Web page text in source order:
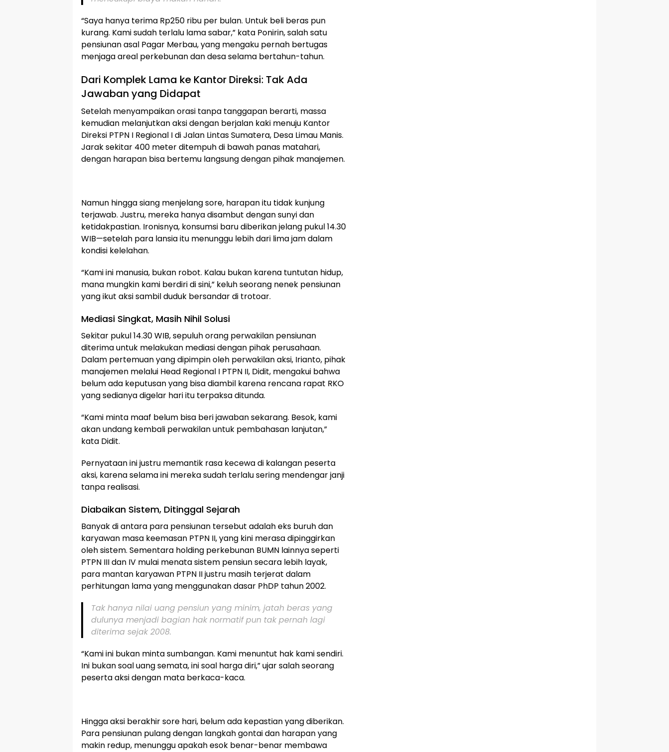
“Saya hanya terima Rp250 ribu per bulan. Untuk beli beras pun
kurang. Kami sudah terlalu lama sabar,” kata Ponirin, salah satu
pensiunan asal Pagar Merbau, yang mengaku pernah bertugas
menjaga areal perkebunan dan desa selama bertahun-tahun.
Dari Komplek Lama ke Kantor Direksi: Tak Ada
Jawaban yang Didapat
Setelah menyampaikan orasi tanpa tanggapan berarti, massa
kemudian melanjutkan aksi dengan berjalan kaki menuju Kantor
Direksi PTPN I Regional I di Jalan Lintas Sumatera, Desa Limau Manis.
Jarak sekitar 400 meter ditempuh di bawah panas matahari,
dengan harapan bisa bertemu langsung dengan pihak manajemen.
Namun hingga siang menjelang sore, harapan itu tidak kunjung
terjawab. Justru, mereka hanya disambut dengan sunyi dan
ketidakpastian. Ironisnya, konsumsi baru diberikan jelang pukul 14.30
WIB—setelah para lansia itu menunggu lebih dari lima jam dalam
kondisi kelelahan.
“Kami ini manusia, bukan robot. Kalau bukan karena tuntutan hidup,
mana mungkin kami berdiri di sini,” keluh seorang nenek pensiunan
yang ikut aksi sambil duduk bersandar di trotoar.
Mediasi Singkat, Masih Nihil Solusi
Sekitar pukul 14.30 WIB, sepuluh orang perwakilan pensiunan
diterima untuk melakukan mediasi dengan pihak perusahaan.
Dalam pertemuan yang dipimpin oleh perwakilan aksi, Irianto, pihak
manajemen melalui Head Regional I PTPN II, Didit, mengakui bahwa
belum ada keputusan yang bisa diambil karena rencana rapat RKO
yang sedianya digelar hari itu terpaksa ditunda.
“Kami minta maaf belum bisa beri jawaban sekarang. Besok, kami
akan undang kembali perwakilan untuk pembahasan lanjutan,”
kata Didit.
Pernyataan ini justru memantik rasa kecewa di kalangan peserta
aksi, karena selama ini mereka sudah terlalu sering mendengar janji
tanpa realisasi.
Diabaikan Sistem, Ditinggal Sejarah
Banyak di antara para pensiunan tersebut adalah eks buruh dan
karyawan masa keemasan PTPN II, yang kini merasa dipinggirkan
oleh sistem. Sementara holding perkebunan BUMN lainnya seperti
PTPN III dan IV mulai menata sistem pensiun secara lebih layak,
para mantan karyawan PTPN II justru masih terjerat dalam
perhitungan lama yang menggunakan dasar PhDP tahun 2002.
Tak hanya nilai uang pensiun yang minim, jatah beras yang
dulunya menjadi bagian hak normatif pun tak pernah lagi
diterima sejak 2008.
“Kami ini bukan minta sumbangan. Kami menuntut hak kami sendiri.
Ini bukan soal uang semata, ini soal harga diri,” ujar salah seorang
peserta aksi dengan mata berkaca-kaca.
Hingga aksi berakhir sore hari, belum ada kepastian yang diberikan.
Para pensiunan pulang dengan langkah gontai dan harapan yang
makin redup, menunggu apakah esok benar-benar membawa